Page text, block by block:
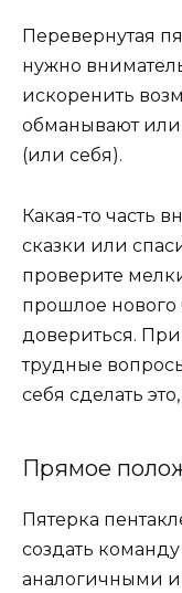
Перевернутая
нужно
искоренить
обманывают
(или себя).
Какая-то часть
сказки или
проверите
прошлое нового
довериться.
трудные
себя сделать
Прямое
Пятерка
создать
аналогичными